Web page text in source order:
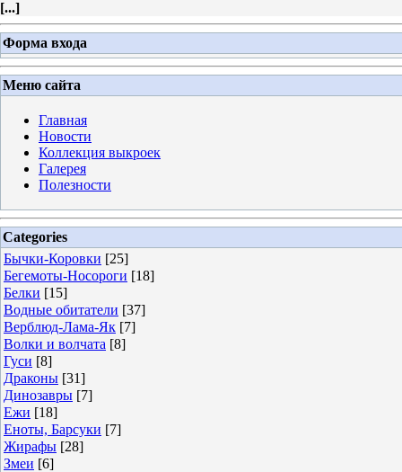
[...]
Форма входа
Меню сайта
Главная
Новости
Коллекция выкроек
Галерея
Полезности
Categories
Бычки-Коровки [25]
Бегемоты-Носороги [18]
Белки [15]
Водные обитатели [37]
Верблюд-Лама-Як [7]
Волки и волчата [8]
Гуси [8]
Драконы [31]
Динозавры [7]
Ежи [18]
Еноты, Барсуки [7]
Жирафы [28]
Змеи [6]